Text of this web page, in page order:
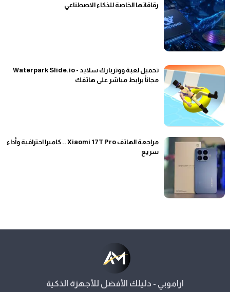
رقاقاتها الخاصة للذكاء الاصطناعي
تحميل لعبة ووتربارك سلايد - Waterpark Slide.io
مجاناً برابط مباشر على هاتفك
مراجعة الهاتف Xiaomi 17T Pro .. كاميرا احترافية وأداء
سريع
اراموبي - دليلك الأفضل للأجهزة الذكية